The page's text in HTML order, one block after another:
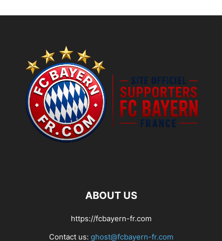
ABOUT US
https://fcbayern-fr.com
Contact us: ghost@fcbayern-fr.com